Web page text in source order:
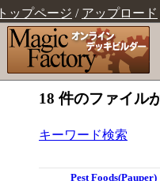
トップページ / アップロード
18 件のファイル
キーワード検索
Pest Foods(Pauper)